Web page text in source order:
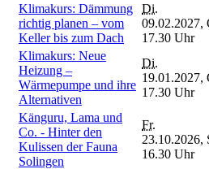
Klimakurs: Dämmung
richtig planen – vom
Keller bis zum Dach
Di.
09.02.2027,
17.30 Uhr
Klimakurs: Neue
Heizung –
Wärmepumpe und ihre
Alternativen
Di.
19.01.2027,
17.30 Uhr
Känguru, Lama und
Co. - Hinter den
Kulissen der Fauna
Solingen
Fr.
23.10.2026,
16.30 Uhr